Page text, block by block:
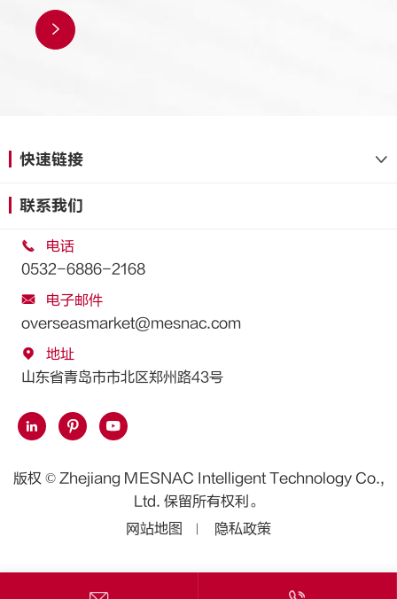

快速链接 
联系我们

电话
0532-6886-2168

电子邮件
overseasmarket@mesnac.com

地址
山东省青岛市市北区郑州路43号
  
版权 © Zhejiang MESNAC Intelligent Technology Co.,
Ltd. 保留所有权利。
网站地图
隐私政策